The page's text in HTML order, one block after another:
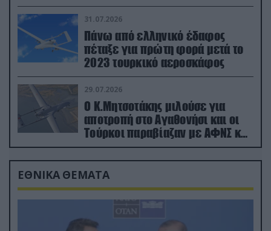
31.07.2026
Πάνω από ελληνικό έδαφος
πέταξε για πρώτη φορά μετά το
2023 τουρκικό αεροσκάφος
29.07.2026
Ο Κ.Μητσοτάκης μιλούσε για
αποτροπή στο Αγαθονήσι και οι
Τούρκοι παραβίαζαν με ΑΦΝΣ και
drone
ΕΘΝΙΚΑ ΘΕΜΑΤΑ